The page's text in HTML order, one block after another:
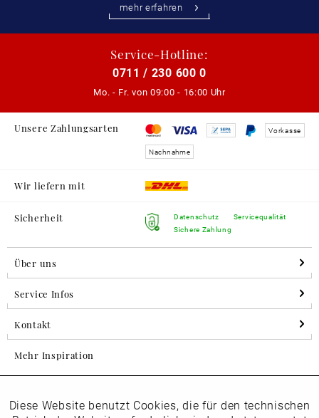
mehr erfahren
Service-Hotline:
0711 / 230 600 0
Mo. - Fr. von 09:00 - 16:00 Uhr
Unsere Zahlungsarten Vorkasse
Nachnahme
Wir liefern mit
Sicherheit
Datenschutz
Sichere Zahlung
Servicequalität
Über uns
Service Infos
Kontakt
Mehr Inspiration
Folgen Sie uns auf Instagram
Funktionale Aktiv
Diese Website benutzt Cookies, die für den technischen